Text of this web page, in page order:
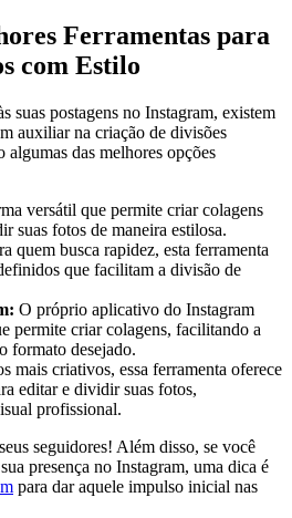
Ferramentas para
com Estilo
suas postagens no Instagram, existem
auxiliar na criação de⁣ divisões
das melhores opções
versátil que permite criar colagens
suas fotos de⁣ maneira estilosa.
quem busca rapidez, esta ​ferramenta
que facilitam a divisão de
O próprio‌ aplicativo do Instagram
permite criar ‍colagens, facilitando a
formato desejado.
mais criativos, essa ferramenta oferece
editar e dividir suas fotos,
profissional.
seguidores! Além disso,⁣ se você‌
presença no Instagram, uma dica é
para dar aquele impulso inicial ‍nas